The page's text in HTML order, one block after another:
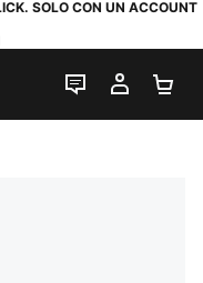
SOLO CON UN ACCOUNT
CHAT IL MIO